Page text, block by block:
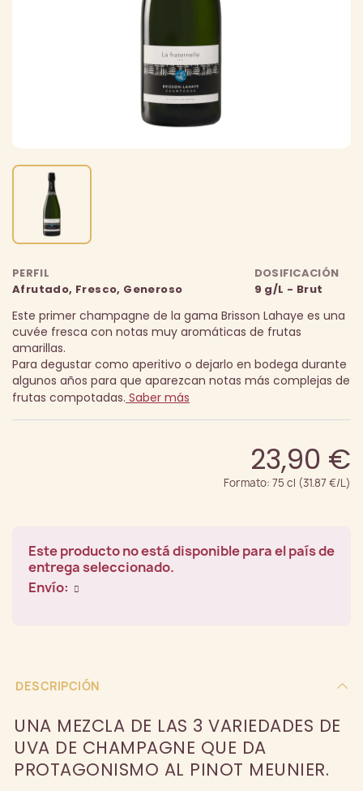
PERFIL
Afrutado, Fresco, Generoso
DOSIFICACIÓN
9 g/L - Brut
Este primer champagne de la gama Brisson Lahaye es una
cuvée fresca con notas muy aromáticas de frutas
amarillas.
Para degustar como aperitivo o dejarlo en bodega durante
algunos años para que aparezcan notas más complejas de
frutas compotadas. Saber más
23,90 €
Formato: 75 cl (31.87 €/L)
Este producto no está disponible para el país de
entrega seleccionado.
Envío:
DESCRIPCIÓN
UNA MEZCLA DE LAS 3 VARIEDADES DE
UVA DE CHAMPAGNE QUE DA
PROTAGONISMO AL PINOT MEUNIER.